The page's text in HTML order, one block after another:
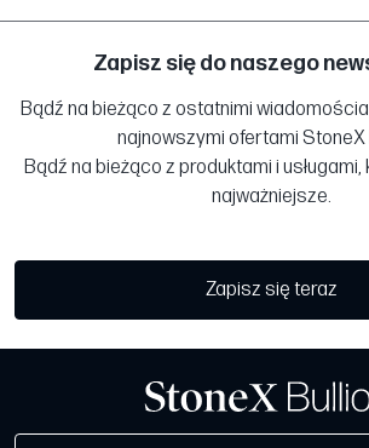
Zapisz się do naszego
Bądź na bieżąco z ostatnimi
najnowszymi ofertami StoneX
Bądź na bieżąco z produktami i
najważniejsze.
Zapisz się teraz